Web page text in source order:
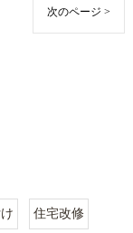
次のページ >
住宅改修